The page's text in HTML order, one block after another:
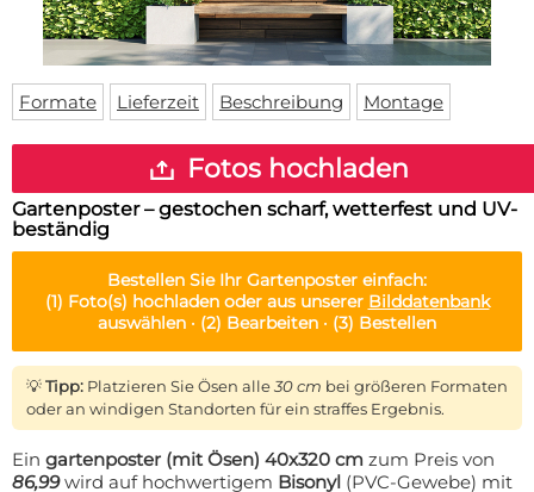
Fußmatte
Bodenmatte
Custom skateboard deck
Über uns
Lieferzeiten
Login
WhatsApp
Formate Lieferzeit Beschreibung Montage
Fotos hochladen
Gartenposter – gestochen scharf, wetterfest und UV-
beständig
Bestellen Sie Ihr Gartenposter einfach:
(1) Foto(s) hochladen oder aus unserer Bilddatenbank
auswählen · (2) Bearbeiten · (3) Bestellen
💡Tipp: Platzieren Sie Ösen alle30 cm bei größeren Formaten
oder an windigen Standorten für ein straffes Ergebnis.
Ein gartenposter (mit Ösen) 40x320 cm zum Preis von
86,99wird auf hochwertigem Bisonyl (PVC-Gewebe) mit